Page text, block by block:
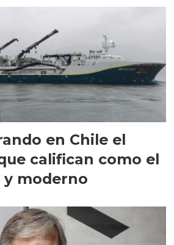
en Chile el
califican como el
y moderno